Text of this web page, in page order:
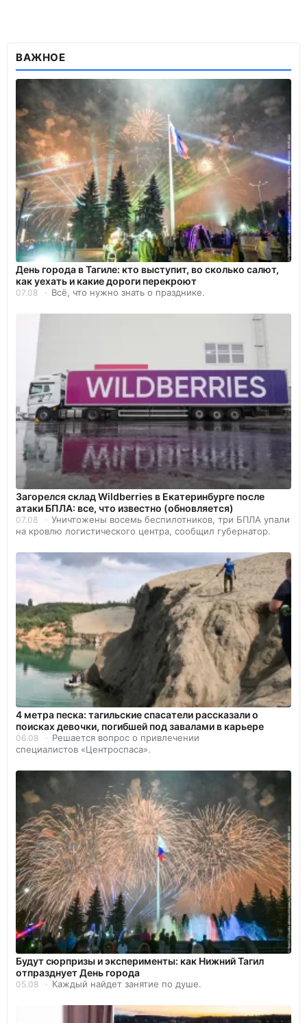
ВАЖНОЕ
День города в Тагиле: кто выступит, во сколько салют,
как уехать и какие дороги перекроют
07.08 Всё, что нужно знать о празднике.
Загорелся склад Wildberries в Екатеринбурге после
атаки БПЛА: все, что известно (обновляется)
07.08
Уничтожены восемь беспилотников, три БПЛА упали
на кровлю логистического центра, сообщил губернатор.
4 метра песка: тагильские спасатели рассказали о
поисках девочки, погибшей под завалами в карьере
06.08
Решается вопрос о привлечении
специалистов «Центроспаса».
Будут сюрпризы и эксперименты: как Нижний Тагил
отпразднует День города
05.08 Каждый найдет занятие по душе.